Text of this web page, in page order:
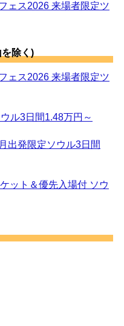
ェス2026 来場者限定ツ
除く)
ェス2026 来場者限定ツ
ル3日間1.48万円～
出発限定ソウル3日間
ット＆優先入場付 ソウ